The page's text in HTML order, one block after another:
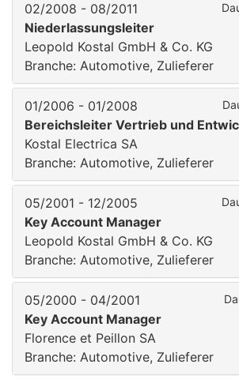
02/2008 - 08/2011
Niederlassungsleiter
Leopold Kostal GmbH & Co. KG
Branche: Automotive, Zulieferer
01/2006 - 01/2008
Bereichsleiter Vertrieb und
Kostal Electrica SA
Branche: Automotive, Zulieferer
05/2001 - 12/2005
Key Account Manager
Leopold Kostal GmbH & Co. KG
Branche: Automotive, Zulieferer
05/2000 - 04/2001
Key Account Manager
Florence et Peillon SA
Branche: Automotive, Zulieferer